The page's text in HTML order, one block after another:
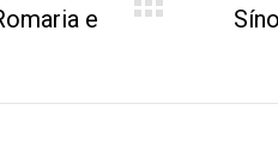
e
Próximo